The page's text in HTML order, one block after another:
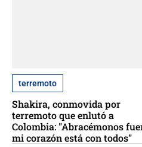
terremoto
Shakira, conmovida por
terremoto que enlutó a
Colombia: "Abracémonos
mi corazón está con todos"